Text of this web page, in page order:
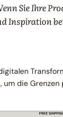
Sie Ihre
Inspiration
die